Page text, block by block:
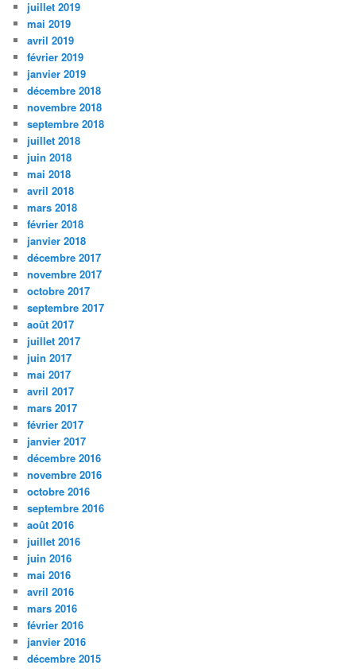
juillet 2019
mai 2019
avril 2019
février 2019
janvier 2019
décembre 2018
novembre 2018
septembre 2018
juillet 2018
juin 2018
mai 2018
avril 2018
mars 2018
février 2018
janvier 2018
décembre 2017
novembre 2017
octobre 2017
septembre 2017
août 2017
juillet 2017
juin 2017
mai 2017
avril 2017
mars 2017
février 2017
janvier 2017
décembre 2016
novembre 2016
octobre 2016
septembre 2016
août 2016
juillet 2016
juin 2016
mai 2016
avril 2016
mars 2016
février 2016
janvier 2016
décembre 2015